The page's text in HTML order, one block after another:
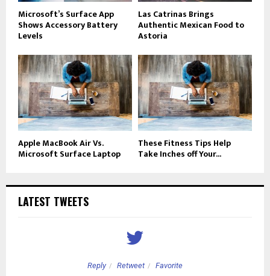
Microsoft’s Surface App
Shows Accessory Battery
Levels
Las Catrinas Brings
Authentic Mexican Food to
Astoria
Apple MacBook Air Vs.
Microsoft Surface Laptop
These Fitness Tips Help
Take Inches off Your...
LATEST TWEETS
Reply Retweet Favorite